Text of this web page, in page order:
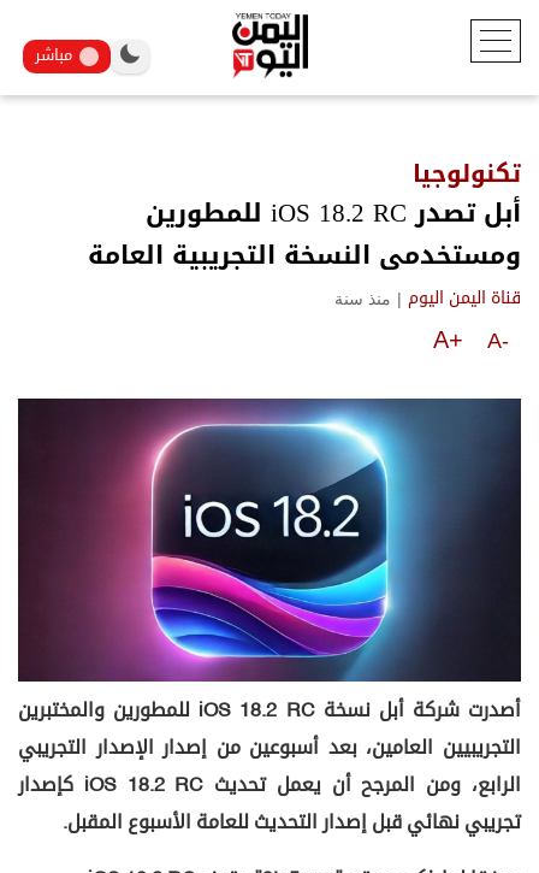
مباشر
تكنولوجيا
أبل تصدر iOS 18.2 RC للمطورين
ومستخدمى النسخة التجريبية العامة
قناة اليمن اليوم | منذ سنة
A-
A+
أصدرت شركة أبل نسخة iOS 18.2 RC للمطورين والمختبرين
التجريبيين العامين، بعد أسبوعين من إصدار الإصدار التجريبي
الرابع، ومن المرجح أن يعمل تحديث iOS 18.2 RC كإصدار
تجريبي نهائي قبل إصدار التحديث للعامة الأسبوع المقبل.